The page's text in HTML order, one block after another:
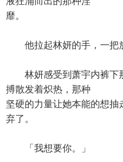
靡。
他拉起林妍的手，一把放
林妍感受到萧宇内裤下
搏散发着炽热，那种
坚硬的力量让她本能的想
弃了。
「我想要你。」